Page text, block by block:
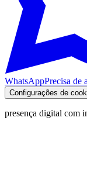
WhatsAppPrecisa de
Configurações de
presença digital com